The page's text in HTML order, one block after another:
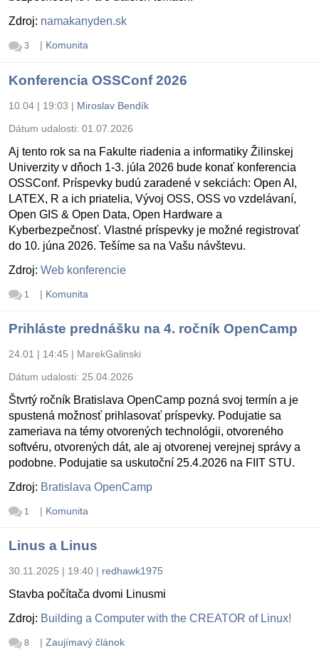
Zdroj: namakanyden.sk
3 | Komunita
Konferencia OSSConf 2026
10.04 | 19:03 | Miroslav Bendík
Dátum udalosti: 01.07.2026
Aj tento rok sa na Fakulte riadenia a informatiky Žilinskej
Univerzity v dňoch 1-3. júla 2026 bude konať konferencia
OSSConf. Príspevky budú zaradené v sekciách: Open AI,
LATEX, R a ich priatelia, Vývoj OSS, OSS vo vzdelávaní,
Open GIS & Open Data, Open Hardware a
Kyberbezpečnosť. Vlastné príspevky je možné registrovať
do 10. júna 2026. Tešíme sa na Vašu návštevu.
Zdroj: Web konferencie
1 | Komunita
Prihláste prednášku na 4. ročník OpenCamp
24.01 | 14:45 | MarekGalinski
Dátum udalosti: 25.04.2026
Štvrtý ročník Bratislava OpenCamp pozná svoj termín a je
spustená možnosť prihlasovať príspevky. Podujatie sa
zameriava na témy otvorených technológii, otvoreného
softvéru, otvorených dát, ale aj otvorenej verejnej správy a
podobne. Podujatie sa uskutoční 25.4.2026 na FIIT STU.
Zdroj: Bratislava OpenCamp
1 | Komunita
Linus a Linus
30.11.2025 | 19:40 | redhawk1975
Stavba počítača dvomi Linusmi
Zdroj: Building a Computer with the CREATOR of Linux!
8 | Zaujímavý článok